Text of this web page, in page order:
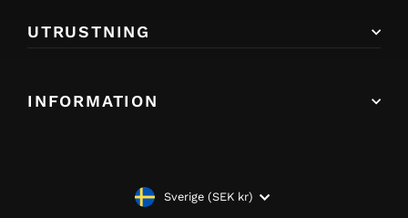
UTRUSTNING
INFORMATION
VALUTASverige (SEK kr)